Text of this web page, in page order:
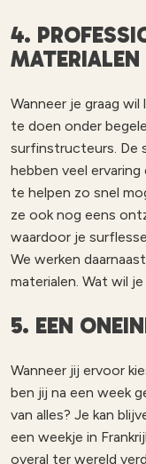
4.
MATERIALEN
Wanneer je graag
te doen onder
surfinstructeurs. De
hebben veel
te helpen zo snel
ze ook nog eens
waardoor je
We werken
materialen. Wat wil
5. EEN
Wanneer jij ervoor
ben jij na een week
van alles? Je kan
een weekje in
overal ter wereld